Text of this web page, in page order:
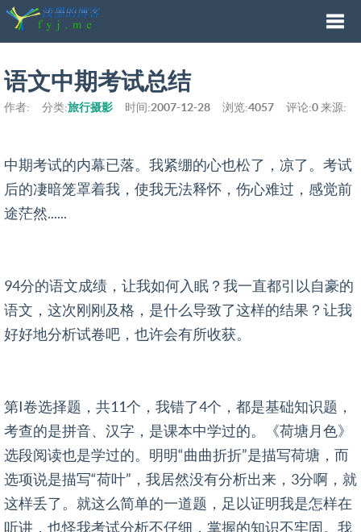
语文中期考试总结
作者: 分类:旅行摄影 时间:2007-12-28 浏览:4057 评论:0 来源:
中期考试的内幕已落。我紧绷的心也松了，凉了。考试
后的凄暗笼罩着我，使我无法释怀，伤心难过，感觉前
途茫然......
94分的语文成绩，让我如何入眠？我一直都引以自豪的
语文，这次刚刚及格，是什么导致了这样的结果？让我
好好地分析试卷吧，也许会有所收获。
第I卷选择题，共11个，我错了4个，都是基础知识题，
考查的是拼音、汉字，是课本中学过的。《荷塘月色》
选段阅读也是学过的。明明“曲曲折折”是描写荷塘，而
选项说是描写“荷叶”，我居然没有分析出来，3分啊，就
这样丢了。就这么简单的一道题，足以证明我是怎样在
听讲，也怪我考试分析不仔细，掌握的知识不牢固。我